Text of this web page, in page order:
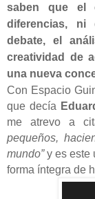
saben que el
diferencias, ni
debate, el
creatividad de
una nueva
Con Espacio
que decía
me atrevo a
pequeños,
mundo”y es este
forma íntegra de